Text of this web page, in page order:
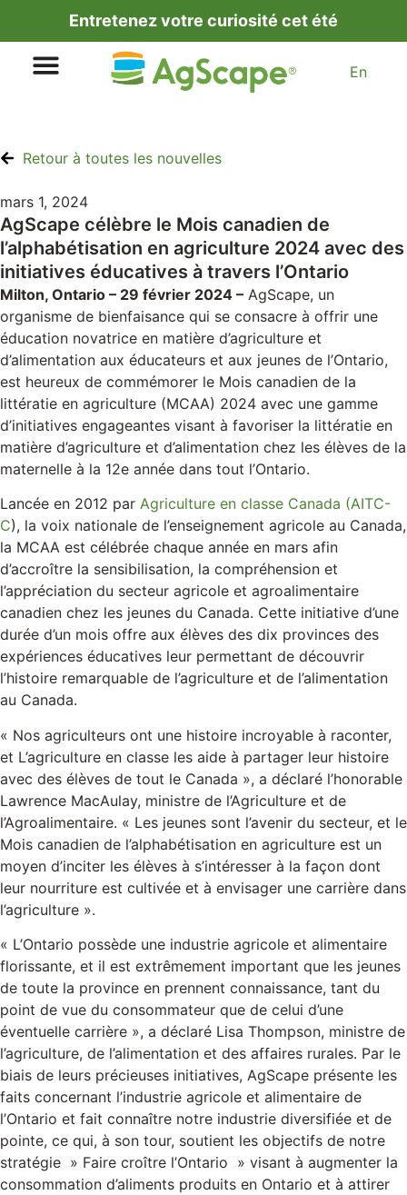
Entretenez votre curiosité cet été
En
Retour à toutes les nouvelles
mars 1, 2024
AgScape célèbre le Mois canadien de
l’alphabétisation en agriculture 2024 avec des
initiatives éducatives à travers l’Ontario
Milton, Ontario – 29 février 2024 – AgScape, un
organisme de bienfaisance qui se consacre à offrir une
éducation novatrice en matière d’agriculture et
d’alimentation aux éducateurs et aux jeunes de l’Ontario,
est heureux de commémorer le Mois canadien de la
littératie en agriculture (MCAA) 2024 avec une gamme
d’initiatives engageantes visant à favoriser la littératie en
matière d’agriculture et d’alimentation chez les élèves de la
maternelle à la 12e année dans tout l’Ontario.
Lancée en 2012 par Agriculture en classe Canada (AITC-
C), la voix nationale de l’enseignement agricole au Canada,
la MCAA est célébrée chaque année en mars afin
d’accroître la sensibilisation, la compréhension et
l’appréciation du secteur agricole et agroalimentaire
canadien chez les jeunes du Canada. Cette initiative d’une
durée d’un mois offre aux élèves des dix provinces des
expériences éducatives leur permettant de découvrir
l’histoire remarquable de l’agriculture et de l’alimentation
au Canada.
« Nos agriculteurs ont une histoire incroyable à raconter,
et L’agriculture en classe les aide à partager leur histoire
avec des élèves de tout le Canada », a déclaré l’honorable
Lawrence MacAulay, ministre de l’Agriculture et de
l’Agroalimentaire. « Les jeunes sont l’avenir du secteur, et le
Mois canadien de l’alphabétisation en agriculture est un
moyen d’inciter les élèves à s’intéresser à la façon dont
leur nourriture est cultivée et à envisager une carrière dans
l’agriculture ».
« L’Ontario possède une industrie agricole et alimentaire
florissante, et il est extrêmement important que les jeunes
de toute la province en prennent connaissance, tant du
point de vue du consommateur que de celui d’une
éventuelle carrière », a déclaré Lisa Thompson, ministre de
l’agriculture, de l’alimentation et des affaires rurales. Par le
biais de leurs précieuses initiatives, AgScape présente les
faits concernant l’industrie agricole et alimentaire de
l’Ontario et fait connaître notre industrie diversifiée et de
pointe, ce qui, à son tour, soutient les objectifs de notre
stratégie » Faire croître l’Ontario » visant à augmenter la
consommation d’aliments produits en Ontario et à attirer